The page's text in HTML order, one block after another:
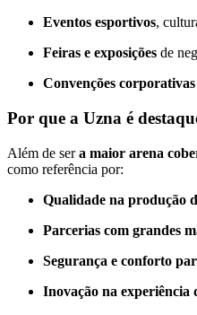
Eventos esportivos,
Feiras e exposições de
Convenções corporativas
Por que a Uzna é
Além de sera maior arena
como referência por:
Qualidade na produção
Parcerias com grandes
Segurança e conforto
Inovação na experiência